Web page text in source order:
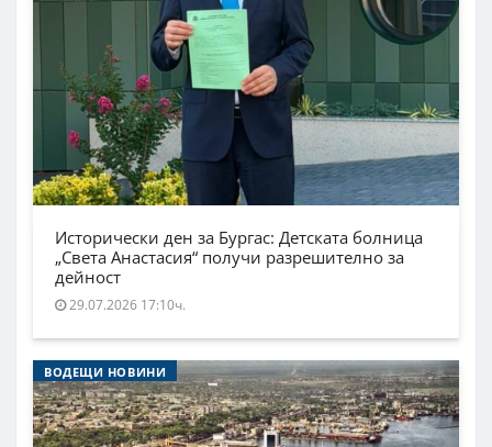
Исторически ден за Бургас: Детската болница
„Света Анастасия“ получи разрешително за
дейност
29.07.2026 17:10ч.
ВОДЕЩИ НОВИНИ